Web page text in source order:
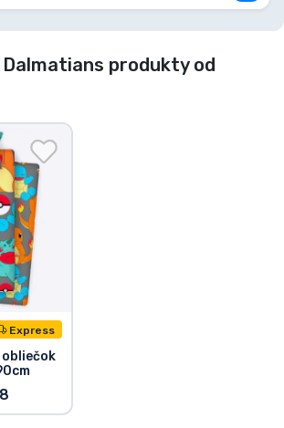
Dalmatians produkty od
Express
obliečok